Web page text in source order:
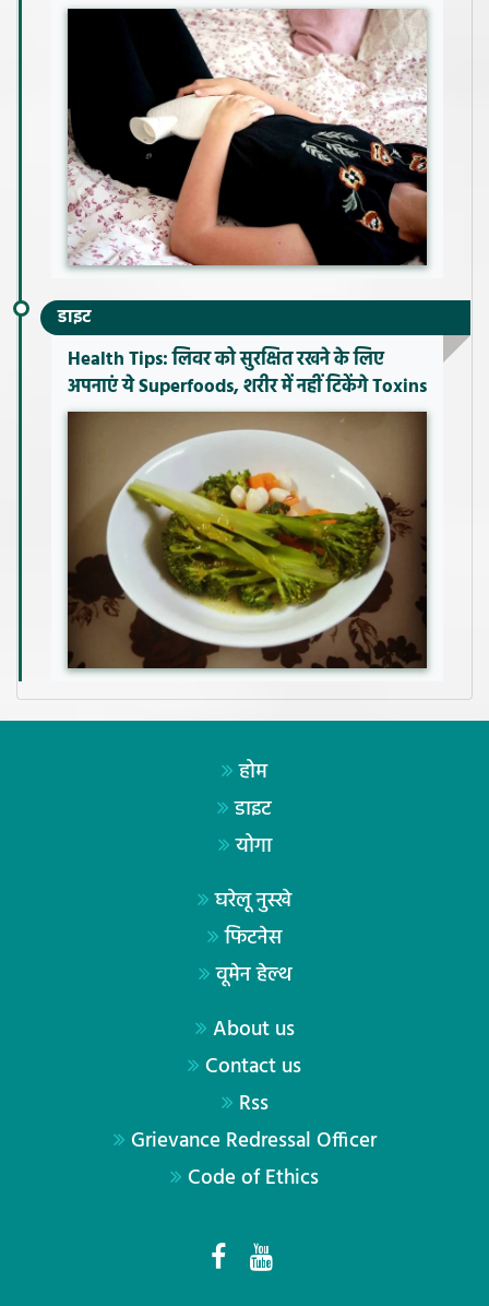
डाइट
Health Tips: लिवर को सुरक्षित रखने के लिए
अपनाएं ये Superfoods, शरीर में नहीं टिकेंगे Toxins
होम
डाइट
योगा
घरेलू नुस्खे
फिटनेस
वूमेन हेल्थ
About us
Contact us
Rss
Grievance Redressal Officer
Code of Ethics